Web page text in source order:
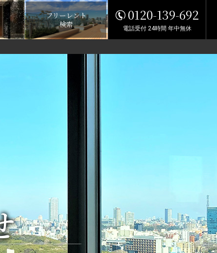
フリーレント
検索
0120-139-692
電話受付 24時間 年中無休